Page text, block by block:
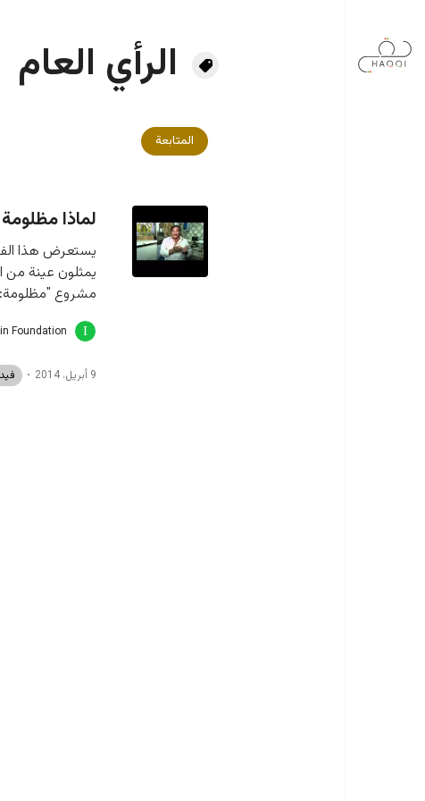
الرأي العام
المتابعة
لماذا
يستعرض هذا
يمثلون عينة من
مشروع
Foundation
9 أبريل، 2014